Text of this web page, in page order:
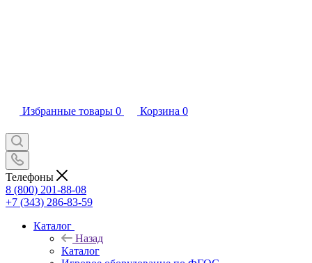
Избранные товары 0 Корзина 0
Телефоны
8 (800) 201-88-08
+7 (343) 286-83-59
Каталог
Назад
Каталог